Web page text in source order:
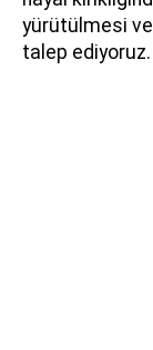
yürütülmesi
talep ediyoruz.